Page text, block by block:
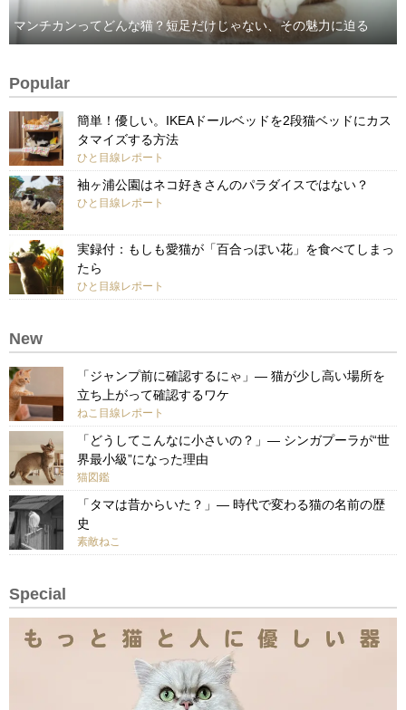
マンチカンってどんな猫？短足だけじゃない、その魅力に迫る
Popular
簡単！優しい。IKEAドールベッドを2段猫ベッドにカス
タマイズする方法
ひと目線レポート
袖ヶ浦公園はネコ好きさんのパラダイスではない？
ひと目線レポート
実録付：もしも愛猫が「百合っぽい花」を食べてしまっ
たら
ひと目線レポート
New
「ジャンプ前に確認するにゃ」— 猫が少し高い場所を
立ち上がって確認するワケ
ねこ目線レポート
「どうしてこんなに小さいの？」— シンガプーラが“世
界最小級”になった理由
猫図鑑
「タマは昔からいた？」— 時代で変わる猫の名前の歴
史
素敵ねこ
Special